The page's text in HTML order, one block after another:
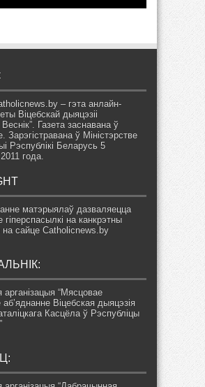
– гэта анлайн-
Віцебскай дыяцэзіі
Веснік”. Газета заснавана ў
Зарэгістравана ў Міністэрстве
Рэспублікі Беларусь 5
года.
матэрыялаў дазваляецца
на канкрэтны
сайце Catholicnews.by
арганізацыя “Мясцовае
аб’яднанне Віцебская дыяцэзія
Касцёла ў Рэспубліцы